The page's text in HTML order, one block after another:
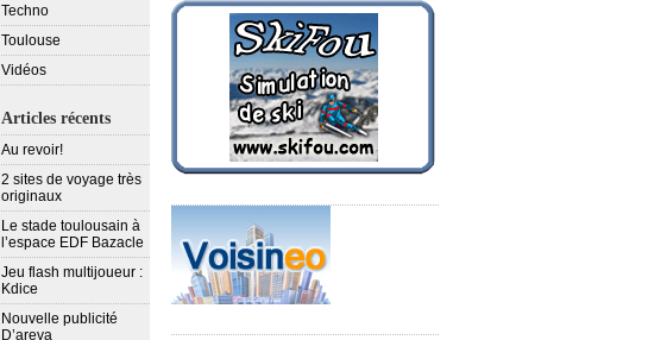
Techno
Toulouse
Vidéos
Articles récents
Au revoir!
2 sites de voyage très
originaux
Le stade toulousain à
l’espace EDF Bazacle
Jeu flash multijoueur :
Kdice
Nouvelle publicité
D’areva